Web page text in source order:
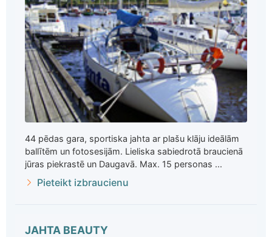
44 pēdas gara, sportiska jahta ar plašu klāju ideālām
ballītēm un fotosesijām. Lieliska sabiedrotā braucienā
jūras piekrastē un Daugavā. Max. 15 personas ...
Pieteikt izbraucienu
JAHTA BEAUTY